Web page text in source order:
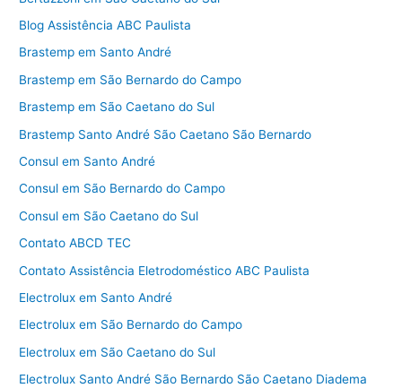
Blog Assistência ABC Paulista
Brastemp em Santo André
Brastemp em São Bernardo do Campo
Brastemp em São Caetano do Sul
Brastemp Santo André São Caetano São Bernardo
Consul em Santo André
Consul em São Bernardo do Campo
Consul em São Caetano do Sul
Contato ABCD TEC
Contato Assistência Eletrodoméstico ABC Paulista
Electrolux em Santo André
Electrolux em São Bernardo do Campo
Electrolux em São Caetano do Sul
Electrolux Santo André São Bernardo São Caetano Diadema